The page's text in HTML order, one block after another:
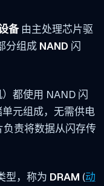
备由主处理芯片驱
分组成 NAND 闪
都使用 NAND 闪
元组成，无需供电
负责将数据从闪存传
型，称为 DRAM (动